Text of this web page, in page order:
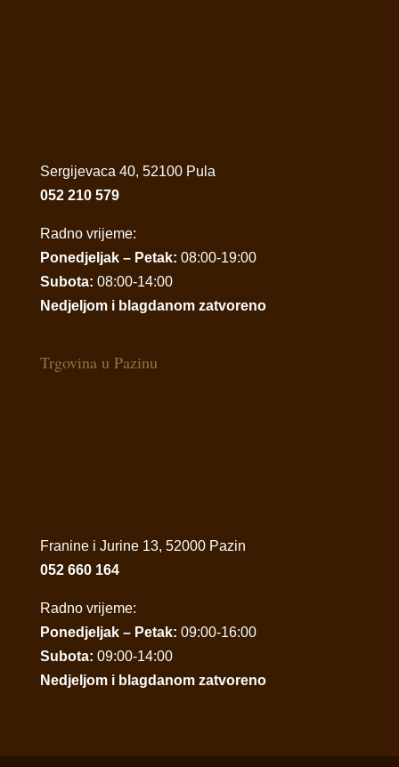
Sergijevaca 40, 52100 Pula
052 210 579
Radno vrijeme:
Ponedjeljak – Petak: 08:00-19:00
Subota: 08:00-14:00
Nedjeljom i blagdanom zatvoreno
Trgovina u Pazinu
Franine i Jurine 13, 52000 Pazin
052 660 164
Radno vrijeme:
Ponedjeljak – Petak: 09:00-16:00
Subota: 09:00-14:00
Nedjeljom i blagdanom zatvoreno